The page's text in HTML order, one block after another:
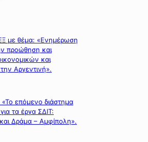
με θέμα: «Ενημέρωση
προώθηση και
και
Αργεντινή».
επόμενο διάστημα
τα έργα ΣΔΙΤ:
Δράμα – Αμφίπολη».